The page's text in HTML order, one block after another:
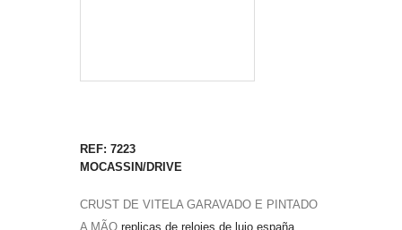
REF: 7223
MOCASSIN/DRIVE
CRUST DE VITELA GARAVADO E PINTADO
A MÃO replicas de relojes de lujo españa